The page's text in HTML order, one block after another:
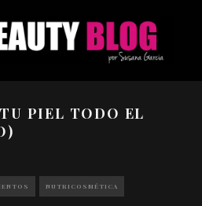
PIEL TODO EL
NUTRICOSMÉTICA